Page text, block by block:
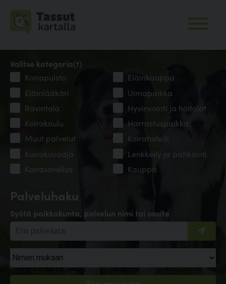
Palveluhaku
Syötä paikkakunta, palvelun nimi tai osoite
Valitse kategoria(t)
Koirapuisto
Eläinkauppa
Eläinlääkäri
Uimapaikka
Ravintola
Hyvinvointi ja hoitolat
Koirakoulu
Harrastuspaikka
Muut palvelut
Koirahotelli
Koirakuvaaja
Lenkkeily ja patikointi
Koirasovellus
Kauppa